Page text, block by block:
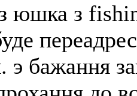
юшка з
э бажання